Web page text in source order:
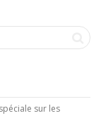
sur les